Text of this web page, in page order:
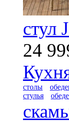
стул
24
столы
стулья